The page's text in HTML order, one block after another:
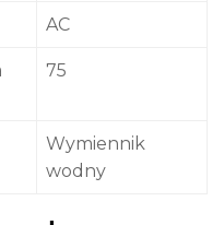
AC
75
Wymiennik
wodny